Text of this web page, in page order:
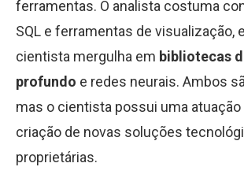
ferramentas. O analista costuma
SQL e ferramentas de visualização,
cientista mergulha em bibliotecas
profundo e redes neurais. Ambos
mas o cientista possui uma atuação
criação de novas soluções
proprietárias.